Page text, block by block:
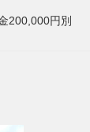
200,000円別